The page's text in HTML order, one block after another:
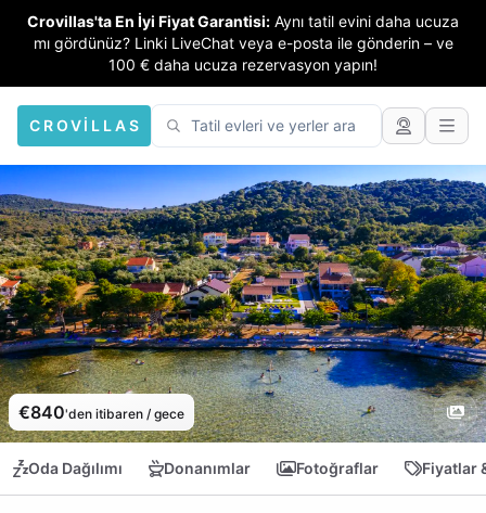
Crovillas'ta En İyi Fiyat Garantisi: Aynı tatil evini daha ucuza
mı gördünüz? Linki LiveChat veya e-posta ile gönderin – ve
100 € daha ucuza rezervasyon yapın!
CROVILLAS
€840'den itibaren / gece
Oda Dağılımı Donanımlar Fotoğraflar Fiyatlar